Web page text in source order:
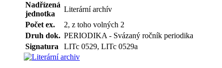
Nadřízená
jednotka
Literární archív
Počet ex.
2, z toho volných 2
Druh dok. PERIODIKA - Svázaný ročník periodika
Signatura
LITc 0529, LITc 0529a